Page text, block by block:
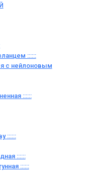
::::::
с нейлоновым
::::::
::::::
::::::
::::::